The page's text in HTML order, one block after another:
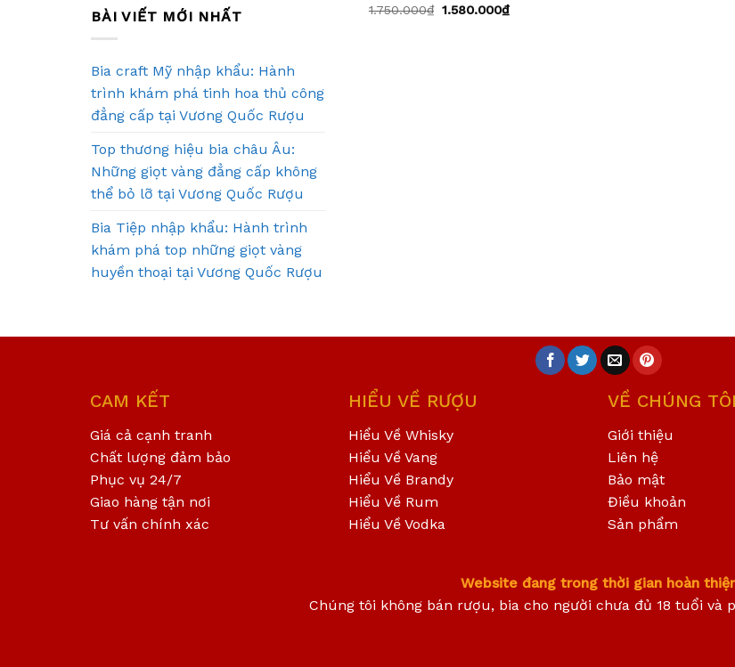
BÀI VIẾT MỚI NHẤT
Bia craft Mỹ nhập khẩu: Hành
trình khám phá tinh hoa thủ công
đẳng cấp tại Vương Quốc Rượu
Top thương hiệu bia châu Âu:
Những giọt vàng đẳng cấp không
thể bỏ lỡ tại Vương Quốc Rượu
Bia Tiệp nhập khẩu: Hành trình
khám phá top những giọt vàng
huyền thoại tại Vương Quốc Rượu
1.750.000₫ 1.580.000₫
CAM KẾT
Giá cả cạnh tranh
Chất lượng đảm bảo
Phục vụ 24/7
Giao hàng tận nơi
Tư vấn chính xác
HIỂU VỀ RƯỢU
Hiểu Về Whisky
Hiểu Về Vang
Hiểu Về Brandy
Hiểu Về Rum
Hiểu Về Vodka
VỀ CHÚNG TÔI
Giới thiệu
Liên hệ
Bảo mật
Điều khoản
Sản phẩm
Website đang trong thời gian hoàn
Chúng tôi không bán rượu, bia cho người chưa đủ 18 tuổi và